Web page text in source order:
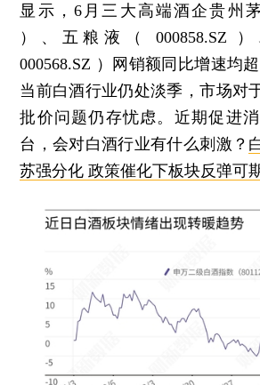
显示，6月三大高端酒企贵州茅
）、五粮液（ 000858.SZ
000568.SZ ）网销额同比增速均
当前白酒行业仍处淡季，市场对
批价问题仍存忧虑。近期促进
台，会对白酒行业有什么刺激？
苏强分化 政策催化下板块反弹可